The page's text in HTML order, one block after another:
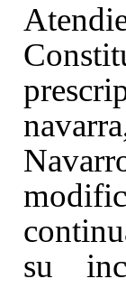
su